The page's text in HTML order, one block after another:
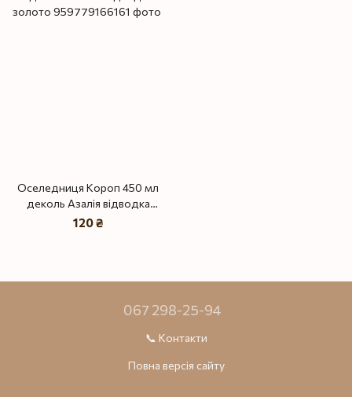
Оселедниця Короп 450 мл
деколь Азалія відводка
золото
120 ₴
067 298-25-94
📞 Контакти
Повна версія сайту